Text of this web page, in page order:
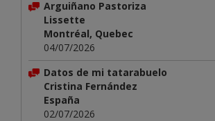
Arguiñano Pastoriza
Lissette
Montréal, Quebec
04/07/2026
Datos de mi tatarabuelo
Cristina Fernández
España
02/07/2026